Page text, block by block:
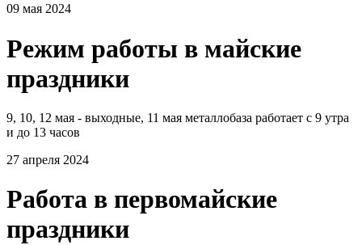
09 мая 2024
Режим работы в майские
праздники
9, 10, 12 мая - выходные, 11 мая металлобаза работает с 9 утра
и до 13 часов
27 апреля 2024
Работа в первомайские
праздники